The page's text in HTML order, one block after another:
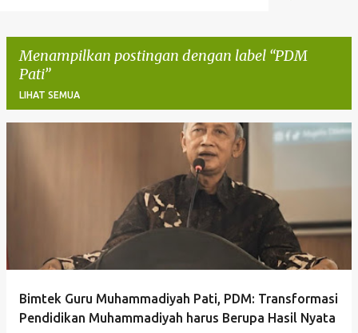
Menampilkan postingan dengan label PDM
Pati
LIHAT SEMUA
n
Bimtek Guru Muhammadiyah Pati, PDM: Transformasi
Pendidikan Muhammadiyah harus Berupa Hasil Nyata